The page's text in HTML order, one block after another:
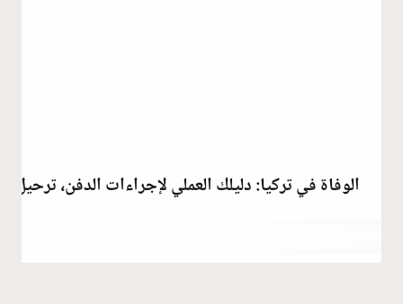
الوفاة في تركيا: دليلك العملي لإجراءات الدفن، ترحيل